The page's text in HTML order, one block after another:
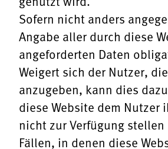
Sofern nicht anders
Angabe aller durch diese
angeforderten Daten
Weigert sich der Nutzer,
anzugeben, kann dies
diese Website dem Nutzer
nicht zur Verfügung stellen
Fällen, in denen diese